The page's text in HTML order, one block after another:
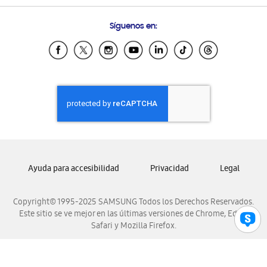
Samsung Ecuador
Samsung El Salvador
Samsung Honduras
Samsung Nicaragua
Samsung Panamá
Samsung Venezuela
Síguenos en:
Copyright© 1995-2025 SAMSUNG Todos los Derechos Reservados.
Este sitio se ve mejor en las últimas versiones de Chrome, Edge,
Safari y Mozilla Firefox.
Ayuda para accesibilidad Privacidad Legal